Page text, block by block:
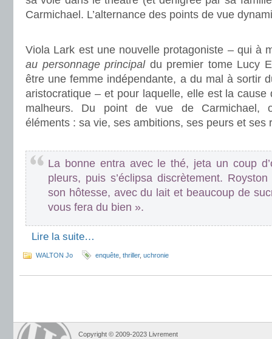
Carmichael. L’alternance des points de vue
Viola Lark est une nouvelle protagoniste – qui à
au personnage principaldu premier tome Lucy
être une femme indépendante, a du mal à sortir
aristocratique – et pour laquelle, elle est la
malheurs. Du point de vue de Carmichael,
éléments : sa vie, ses ambitions, ses peurs et ses
La bonne entra avec le thé, jeta un coup
pleurs, puis s’éclipsa discrètement.
son hôtesse, avec du lait et beaucoup de
vous fera du bien ».
Lire la suite…
WALTON Jo enquête thriller, uchronie
Copyright © 2009-2023 Livrement